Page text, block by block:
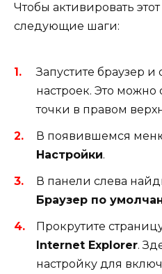
Чтобы активировать
следующие шаги:
Запустите браузер
настроек. Это можно
точки в правом
В появившемся
Настройки.
В панели слева
Браузер по
Прокрутите
Internet Explorer.
настройку для